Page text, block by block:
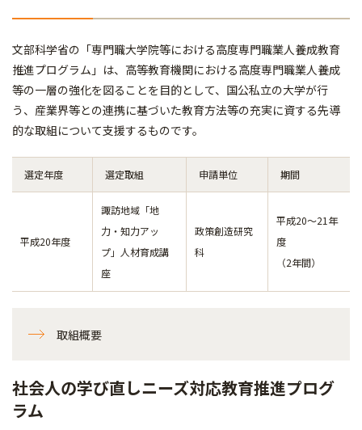
文部科学省の「専門職大学院等における高度専門職業人養成教育
推進プログラム」は、高等教育機関における高度専門職業人養成
等の一層の強化を図ることを目的として、国公私立の大学が行
う、産業界等との連携に基づいた教育方法等の充実に資する先導
的な取組について支援するものです。
選定年度 選定取組 申請単位 期間
平成20年度
諏訪地域「地
力・知力アッ
プ」人材育成講
座
政策創造研究
科
平成20～21年
度
（2年間）
取組概要
社会人の学び直しニーズ対応教育推進プログ
ラム